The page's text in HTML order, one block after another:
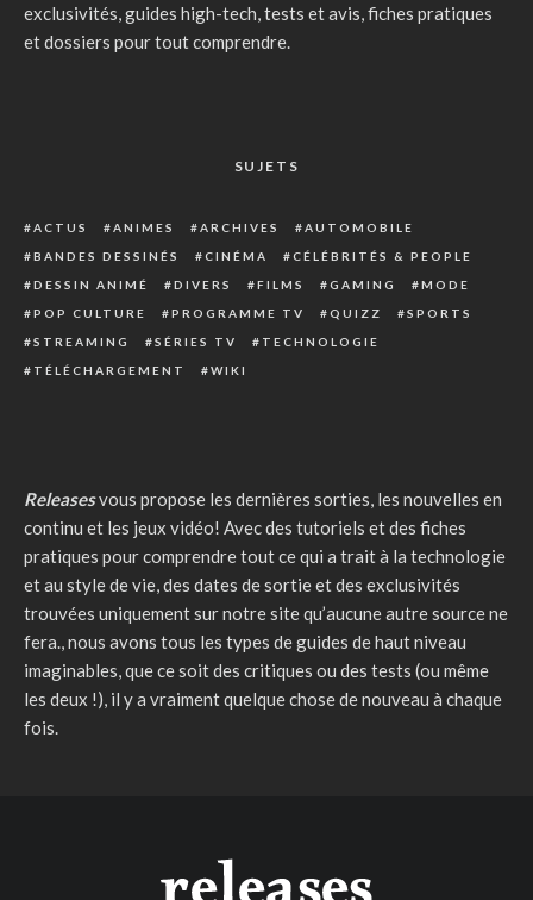
exclusivités, guides high-tech, tests et avis, fiches pratiques
et dossiers pour tout comprendre.
SUJETS
ACTUS ANIMES ARCHIVES
AUTOMOBILE
BANDES DESSINÉS
CINÉMA
CÉLÉBRITÉS & PEOPLE
DESSIN ANIMÉ
DIVERS FILMS GAMING
MODE
POP CULTURE
PROGRAMME TV QUIZZ
SPORTS
STREAMING
SÉRIES TV
TECHNOLOGIE
TÉLÉCHARGEMENT
WIKI
Releasesvous propose les dernières sorties, les nouvelles en
continu et les jeux vidéo! Avec des tutoriels et des fiches
pratiques pour comprendre tout ce qui a trait à la technologie
et au style de vie, des dates de sortie et des exclusivités
trouvées uniquement sur notre site qu’aucune autre source ne
fera., nous avons tous les types de guides de haut niveau
imaginables, que ce soit des critiques ou des tests (ou même
les deux !), il y a vraiment quelque chose de nouveau à chaque
fois.